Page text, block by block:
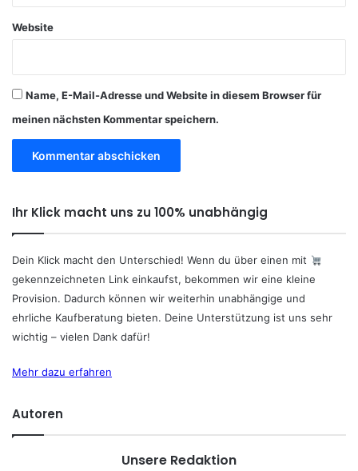
Website
Name, E-Mail-Adresse und Website in diesem Browser für
meinen nächsten Kommentar speichern.
Ihr Klick macht uns zu 100% unabhängig
Dein Klick macht den Unterschied! Wenn du über einen mit
gekennzeichneten Link einkaufst, bekommen wir eine kleine
Provision. Dadurch können wir weiterhin unabhängige und
ehrliche Kaufberatung bieten. Deine Unterstützung ist uns sehr
wichtig – vielen Dank dafür!
Mehr dazu erfahren
Autoren
Unsere Redaktion